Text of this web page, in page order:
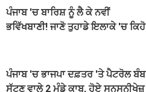
ਪੰਜਾਬ 'ਚ ਬਾਰਿਸ਼ ਨੂੰ ਲੈ ਕੇ ਨਵੀਂ
ਭਵਿੱਖਬਾਣੀ! ਜਾਣੋ ਤੁਹਾਡੇ ਇਲਾਕੇ 'ਚ ਕਿਹੋ
ਪੰਜਾਬ 'ਚ ਭਾਜਪਾ ਦਫ਼ਤਰ 'ਤੇ ਪੈਟਰੋਲ ਬੰਬ
ਸੁੱਟਣ ਵਾਲੇ 2 ਮੁੰਡੇ ਕਾਬੂ, ਹੋਏ ਸਨਸਨੀਖੇਜ਼